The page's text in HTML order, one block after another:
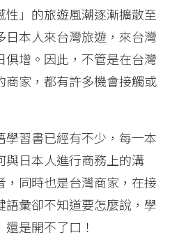
」的旅遊風潮逐漸擴散至
日本人來台灣旅遊，來台灣
俱增。因此，不管是在台灣
商家，都有許多機會接觸或
習書已經有不少，每一本
與日本人進行商務上的溝
，同時也是台灣商家，在接
彙卻不知道要怎麼說，學
是開不了口！